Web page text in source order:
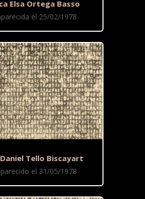
Elsa Ortega Basso
el 25/02/1978
Tello Biscayart
el 31/05/1978